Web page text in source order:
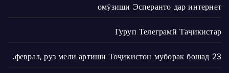
омӯзиши Эсперанто дар интернет
Гуруп Телеграмй Таҷикистар
23 феврал, руз мели артиши Тоҷикистон муборак бошад.